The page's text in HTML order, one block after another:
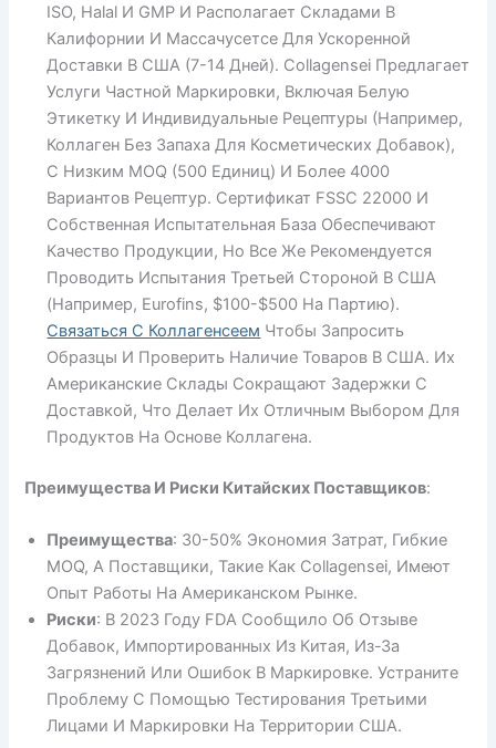
ISO, Halal И GMP И Располагает Складами В
Калифорнии И Массачусетсе Для Ускоренной
Доставки В США (7-14 Дней). Collagensei Предлагает
Услуги Частной Маркировки, Включая Белую
Этикетку И Индивидуальные Рецептуры (например,
Коллаген Без Запаха Для Косметических Добавок),
С Низким MOQ (500 Единиц) И Более 4000
Вариантов Рецептур. Сертификат FSSC 22000 И
Собственная Испытательная База Обеспечивают
Качество Продукции, Но Все Же Рекомендуется
Проводить Испытания Третьей Стороной В США
(например, Eurofins, $100-$500 На Партию).
Связаться С Коллагенсеем Чтобы Запросить
Образцы И Проверить Наличие Товаров В США. Их
Американские Склады Сокращают Задержки С
Доставкой, Что Делает Их Отличным Выбором Для
Продуктов На Основе Коллагена.
Преимущества И Риски Китайских Поставщиков:
Преимущества: 30-50% Экономия Затрат, Гибкие
MOQ, А Поставщики, Такие Как Collagensei, Имеют
Опыт Работы На Американском Рынке.
Риски: В 2023 Году FDA Сообщило Об Отзыве
Добавок, Импортированных Из Китая, Из-За
Загрязнений Или Ошибок В Маркировке. Устраните
Проблему С Помощью Тестирования Третьими
Лицами И Маркировки На Территории США.